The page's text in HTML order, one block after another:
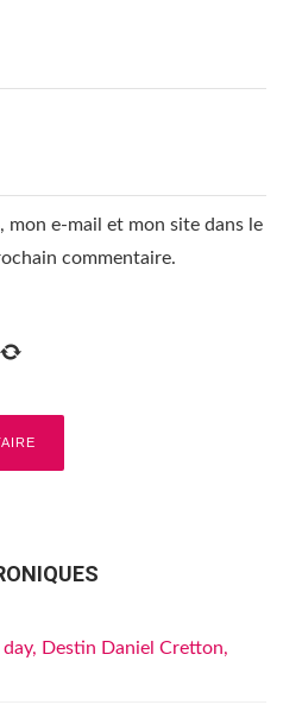
mon e-mail et mon site dans le
commentaire.
Destin Daniel Cretton,